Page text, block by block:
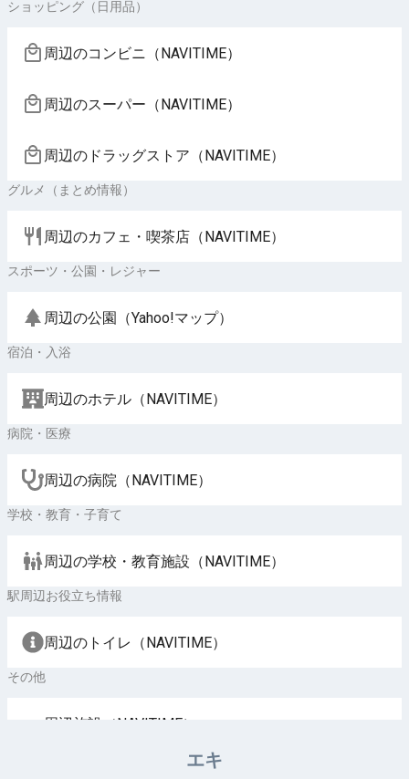
ショッピング（日用品）
周辺のコンビニ（NAVITIME）
周辺のスーパー（NAVITIME）
周辺のドラッグストア（NAVITIME）
グルメ（まとめ情報）
周辺のカフェ・喫茶店（NAVITIME）
スポーツ・公園・レジャー
周辺の公園（Yahoo!マップ）
宿泊・入浴
周辺のホテル（NAVITIME）
病院・医療
周辺の病院（NAVITIME）
学校・教育・子育て
周辺の学校・教育施設（NAVITIME）
駅周辺お役立ち情報
周辺のトイレ（NAVITIME）
その他
周辺施設（NAVITIME）
エキ